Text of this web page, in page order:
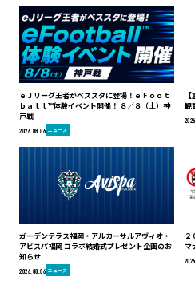
ｅＪリーグ王者がベススタに登場！ｅＦｏｏｔ
ｂａｌｌ™体験イベント開催！ ８／８（土）神
戸戦
2026.08.06 ニュース
観
ガーデンテラス福岡・アルカーサルアヴィオ・
アビスパ福岡 コラボ結婚式プレゼント企画のお
知らせ
2026.08.06 ニュース
マ